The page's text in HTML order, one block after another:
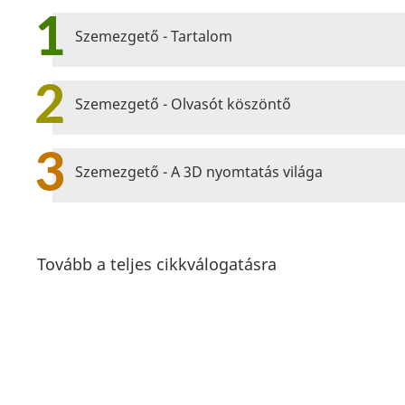
1 Szemezgető - Tartalom
2 Szemezgető - Olvasót köszöntő
3 Szemezgető - A 3D nyomtatás világa
Tovább a teljes cikkválogatásra